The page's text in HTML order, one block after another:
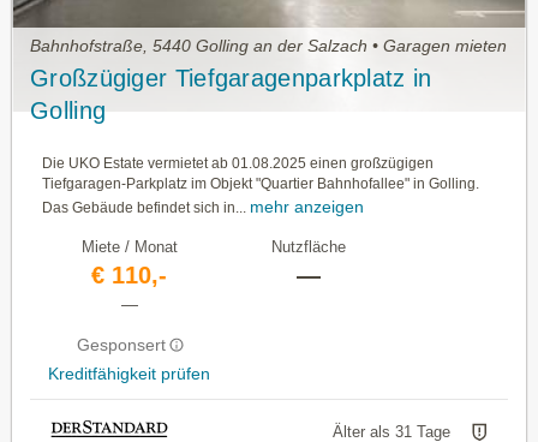
Bahnhofstraße, 5440 Golling an der Salzach • Garagen mieten
Großzügiger Tiefgaragenparkplatz in
Golling
Die UKO Estate vermietet ab 01.08.2025 einen großzügigen
Tiefgaragen-Parkplatz im Objekt "Quartier Bahnhofallee" in Golling.
Das Gebäude befindet sich in...
mehr anzeigen
Miete / Monat
€ 110,-
—
Gesponsert
Kreditfähigkeit prüfen
Nutzfläche
—
Älter als 31 Tage